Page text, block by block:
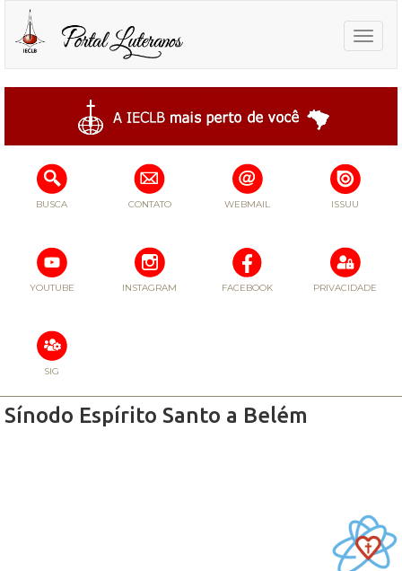
Toggle
BUSCA CONTATO WEBMAIL ISSUU
YOUTUBE INSTAGRAM FACEBOOK PRIVACIDADE
SIG
Sínodo Espírito Santo a Belém